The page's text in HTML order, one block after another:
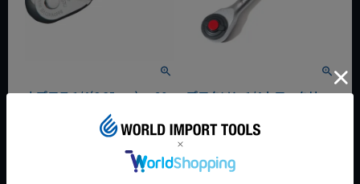
ネプロス 1/4(6.35mm)sq 90
ドル NBR290S NEPROS
プロクソン 1/4drロータリー
¥7,216税込